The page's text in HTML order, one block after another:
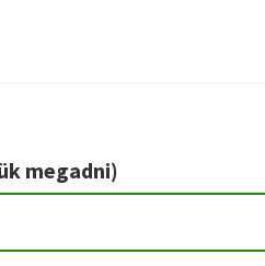
megadni)